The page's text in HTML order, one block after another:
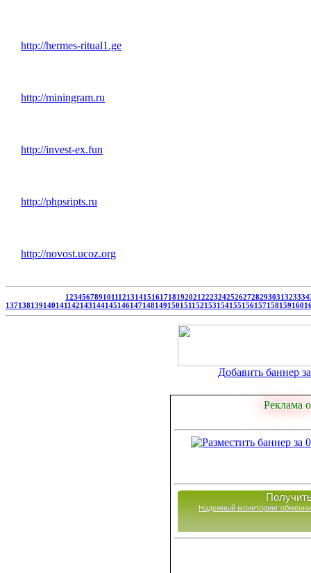
http://hermes-ritual1.ge
http://miningram.ru
http://invest-ex.fun
http://phpsripts.ru
http://novost.ucoz.org
12345678910111213141516171819202122232425262728293031323334
137138139140141142143144145146147148149150151152153154155156157158159160
Добавить баннер
Реклама
Надежный мониторинг